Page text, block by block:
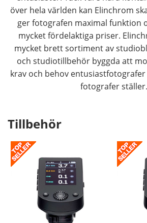
över hela världen kan Elinchrom
ger fotografen maximal funktion
mycket fördelaktiga priser.
mycket brett sortiment av
och studiotillbehör byggda att
krav och behov
fotografer ställer.
Tillbehör